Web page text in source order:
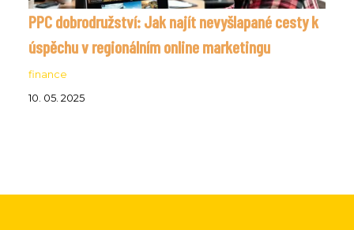
PPC dobrodružství: Jak najít nevyšlapané cesty k
úspěchu v regionálním online marketingu
finance
10. 05. 2025